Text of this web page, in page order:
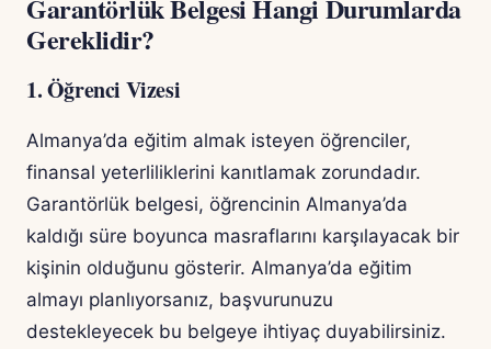
Garantörlük Belgesi Hangi Durumlarda
Gereklidir?
1. Öğrenci Vizesi
Almanya’da eğitim almak isteyen öğrenciler,
finansal yeterliliklerini kanıtlamak zorundadır.
Garantörlük belgesi, öğrencinin Almanya’da
kaldığı süre boyunca masraflarını karşılayacak bir
kişinin olduğunu gösterir. Almanya’da eğitim
almayı planlıyorsanız, başvurunuzu
destekleyecek bu belgeye ihtiyaç duyabilirsiniz.